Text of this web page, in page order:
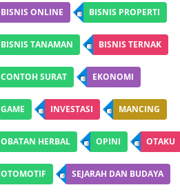
BISNIS ONLINE BISNIS PROPERTI
BISNIS TANAMAN BISNIS TERNAK
CONTOH SURAT EKONOMI
GAME INVESTASI MANCING
OBATAN HERBAL OPINI OTAKU
OTOMOTIF SEJARAH DAN BUDAYA